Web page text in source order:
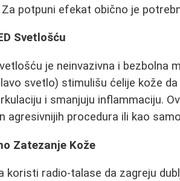
potpuni efekat obično je
Svetlošću
je neinvazivna i bezbolna
svetlo) stimulišu ćelije kože
i smanjuju inflammaciju.
agresivnijih procedura ili kao
Zatezanje Kože
koristi radio-talase da zagreju